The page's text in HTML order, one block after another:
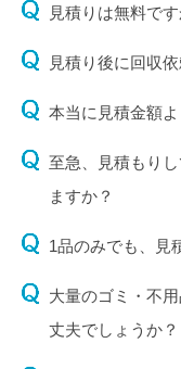
見積りは無料です
見積り後に回収
本当に見積金額
至急、見積もり
ますか？
1品のみでも、見
大量のゴミ・不
丈夫でしょうか？